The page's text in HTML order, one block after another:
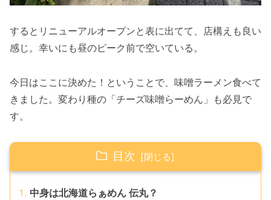
するとリニューアルオープンと表に出てて、店構えも良い
感じ。幸いにも昼のピーク前で空いている。
今日はここに決めた！ということで、味噌ラーメン食べて
きました。変わり種の「チーズ味噌らーめん」も必見で
す。
目次
中身は北海道らぁめん 伝丸？